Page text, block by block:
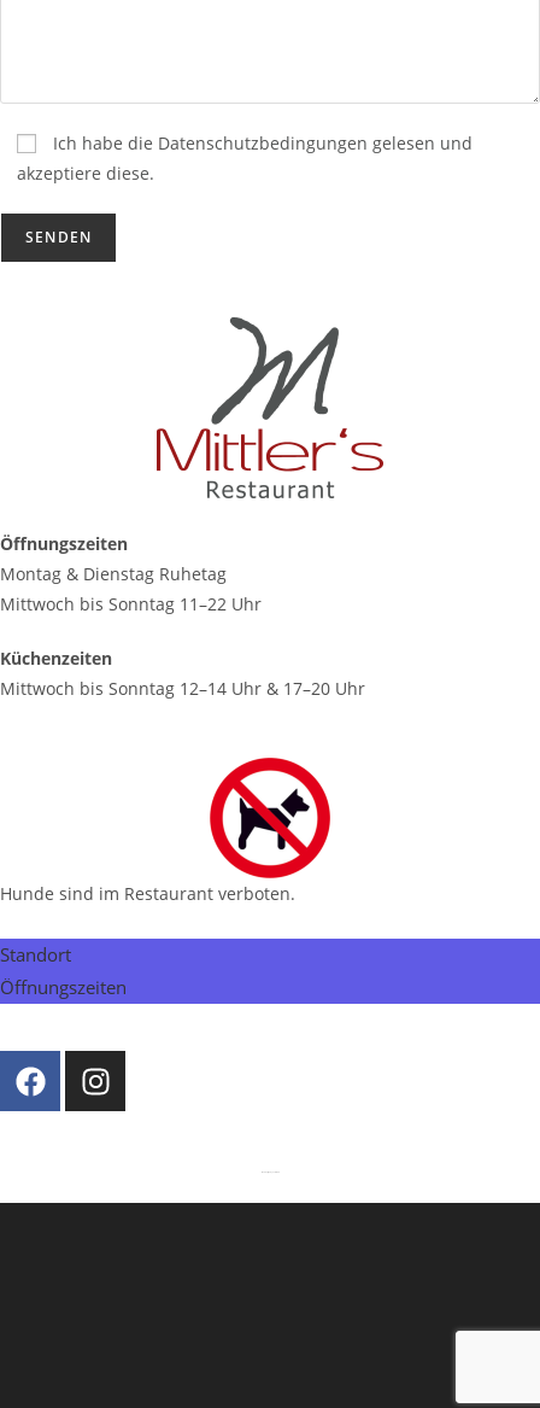
Ich habe die Datenschutzbedingungen gelesen und
akzeptiere diese.
Öffnungszeiten
Montag & Dienstag Ruhetag
Mittwoch bis Sonntag 11–22 Uhr
Küchenzeiten
Mittwoch bis Sonntag 12–14 Uhr & 17–20 Uhr
Hunde sind im Restaurant verboten.
Standort
Öffnungszeiten